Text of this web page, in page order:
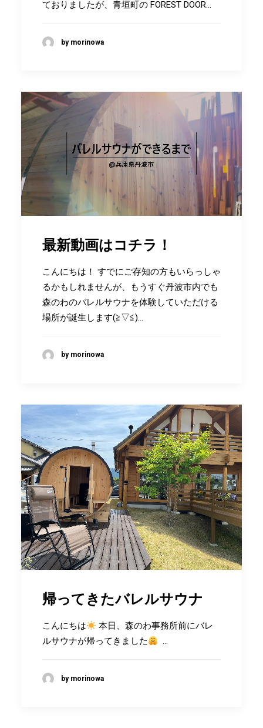
ておりましたが、青垣町の FOREST DOOR…
by morinowa
最新動画はコチラ！
こんにちは！ すでにご存知の方もいらっしゃ
るかもしれませんが、もうすぐ丹波市内でも
森のわのバレルサウナを体験していただける
場所が誕生します(≧▽≦)…
by morinowa
帰ってきたバレルサウナ
こんにちは
本日、森のわ事務所前にバレ
ルサウナが帰ってきました
…
by morinowa